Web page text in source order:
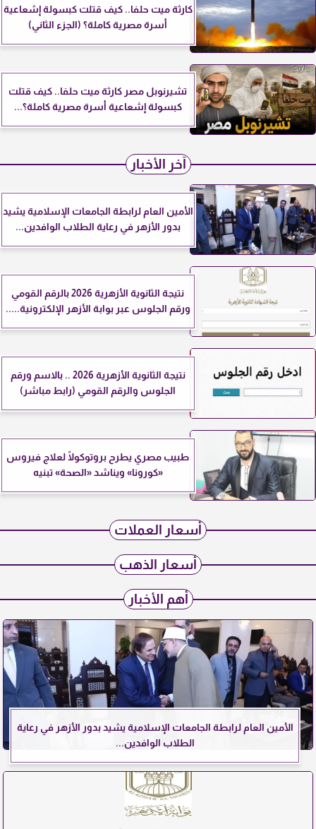
كارثة ميت حلفا.. كيف قتلت كبسولة إشعاعية
أسرة مصرية كاملة؟ (الجزء الثاني)
تشيرنوبل مصر كارثة ميت حلفا.. كيف قتلت
كبسولة إشعاعية أسرة مصرية كاملة؟...
آخر الأخبار
الأمين العام لرابطة الجامعات الإسلامية يشيد
بدور الأزهر في رعاية الطلاب الوافدين...
نتيجة الثانوية الأزهرية 2026 بالرقم القومي
ورقم الجلوس عبر بوابة الأزهر الإلكترونية.....
نتيجة الثانوية الأزهرية 2026 .. بالاسم ورقم
الجلوس والرقم القومي (رابط مباشر)
طبيب مصري يطرح بروتوكولًا لعلاج فيروس
«كورونا» ويناشد «الصحة» تبنيه
أسعار العملات
أسعار الذهب
أهم الأخبار
الأمين العام لرابطة الجامعات الإسلامية يشيد بدور الأزهر في رعاية
الطلاب الوافدين...